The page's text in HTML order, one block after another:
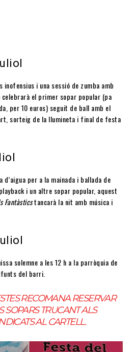
i una sessió de zumba amb
celebrarà el primer sopar popular (pa
per 10 euros) seguit de ball amb el
sorteig de la llumineta i final de festa
d’aigua per a la mainada i ballada de
i un altre sopar popular, aquest
Fantàsticstancarà la nit amb música i
solemne a les 12 h a la parròquia de
del barri.
RECOMANA RESERVAR
SOPARS TRUCANT ALS
AL CARTELL.